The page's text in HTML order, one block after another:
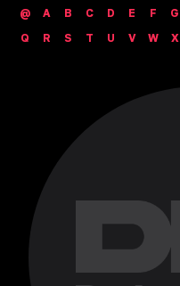
@
A B C D E F G
Q
R S T U V W X